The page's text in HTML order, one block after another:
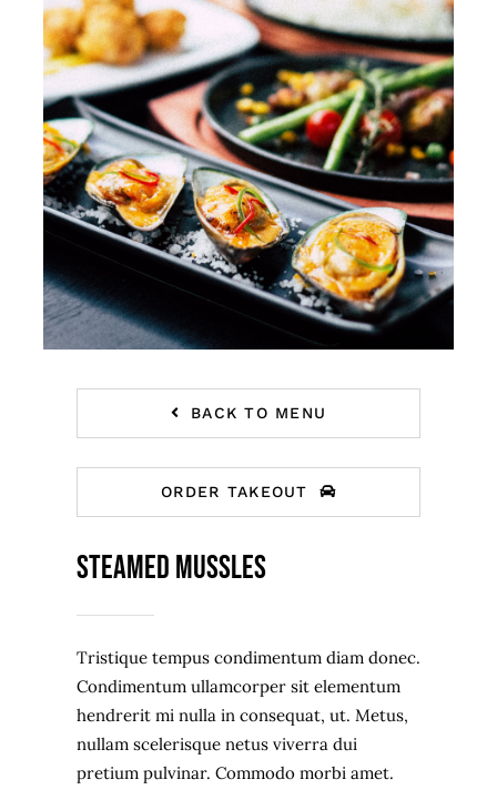
BACK TO MENU
ORDER TAKEOUT
Steamed Mussles
Tristique tempus condimentum diam donec.
Condimentum ullamcorper sit elementum
hendrerit mi nulla in consequat, ut. Metus,
nullam scelerisque netus viverra dui
pretium pulvinar. Commodo morbi amet.